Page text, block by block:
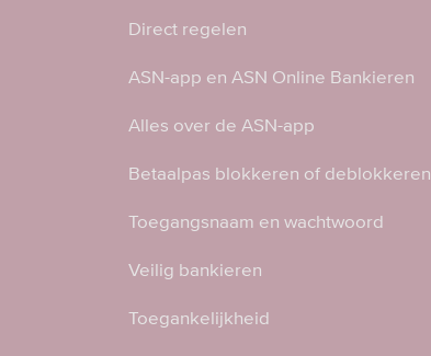
Direct regelen
ASN-app en ASN Online Bankieren
Alles over de ASN-app
Betaalpas blokkeren of deblokkeren
Toegangsnaam en wachtwoord
Veilig bankieren
Toegankelijkheid